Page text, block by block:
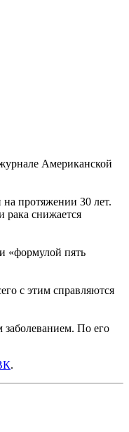
Американской
протяжении 30 лет.
рака снижается
«формулой пять
с этим справляются
заболеванием. По его
.